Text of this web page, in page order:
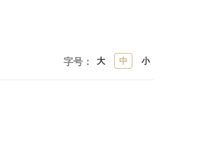
字号： 大 中 小